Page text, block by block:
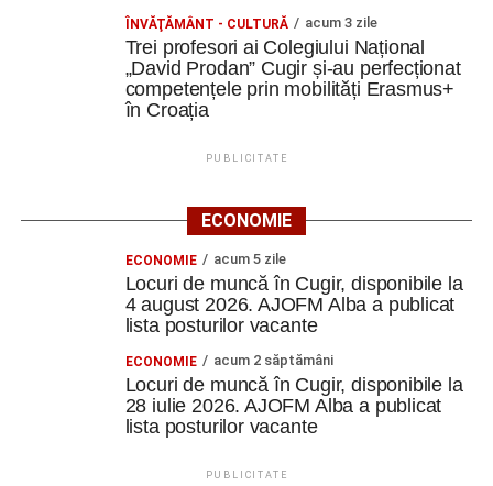
ÎNVĂŢĂMÂNT - CULTURĂ acum 3 zile
Trei profesori ai Colegiului Național
„David Prodan” Cugir și-au perfecționat
competențele prin mobilități Erasmus+
în Croația
PUBLICITATE
ECONOMIE
ECONOMIE acum 5 zile
Locuri de muncă în Cugir, disponibile la
4 august 2026. AJOFM Alba a publicat
lista posturilor vacante
ECONOMIE acum 2 săptămâni
Locuri de muncă în Cugir, disponibile la
28 iulie 2026. AJOFM Alba a publicat
lista posturilor vacante
PUBLICITATE